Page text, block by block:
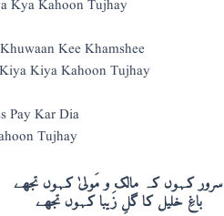
Kya Kahoon Tujhay
Kee Khamshee
Kiya Kahoon Tujhay
Pay Kar Dia
Tujhay
سرور کہوں کہ مالک و مَولیٰ کہوں تجھے
باغِ خلیل کا گلِ زَیبا کہوں تجھے